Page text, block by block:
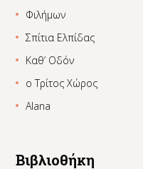
Φιλήμων
Σπίτια Ελπίδας
Καθ’ Οδόν
ο Τρίτος Χώρος
Alana
Βιβλιοθήκη